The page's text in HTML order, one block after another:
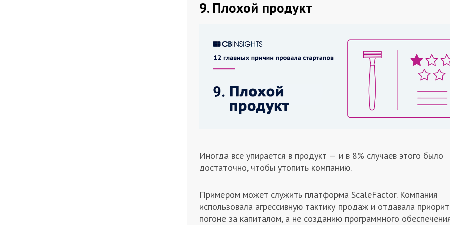
9. Плохой продукт
Иногда все упирается в продукт — и в 8% случаев этого было
достаточно, чтобы утопить компанию.
Примером может служить платформа ScaleFactor. Компания
использовала агрессивную тактику продаж и отдавала
погоне за капиталом, а не созданию программного